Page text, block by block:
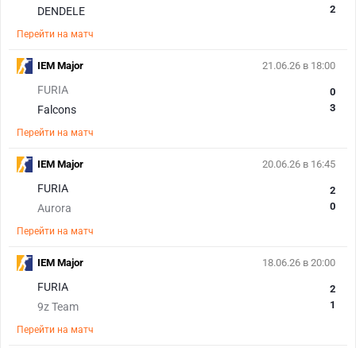
DENDELE
2
Перейти на матч
21.06.26 в 18:00
FURIA
Falcons
0
3
Перейти на матч
IEM Major
20.06.26 в 16:45
FURIA
Aurora
2
0
Перейти на матч
IEM Major
18.06.26 в 20:00
FURIA
9z Team
2
1
Перейти на матч
IEM Major